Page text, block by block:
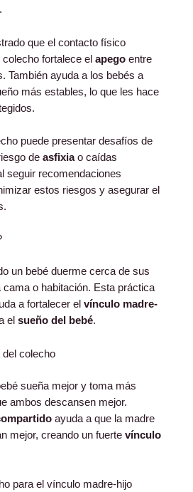
que el contacto físico
fortalece el apego entre
También ayuda a los bebés a
más estables, lo que les hace
puede presentar desafíos de
de asfixiao caídas
seguir recomendaciones
estos riesgos y asegurar el
un bebé duerme cerca de sus
o habitación. Esta práctica
a fortalecer el vínculo madre-
el sueño del bebé.
del colecho
sueña mejor y toma más
ambos descansen mejor.
ayuda a que la madre
mejor, creando un fuerte vínculo
para el vínculo madre-hijo